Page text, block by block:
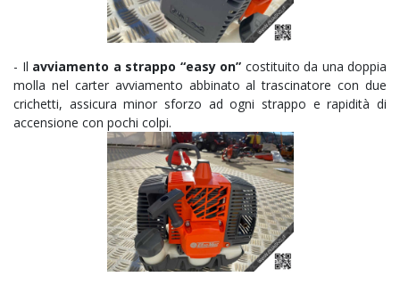
- Il avviamento a strappo “easy on” costituito da una doppia
molla nel carter avviamento abbinato al trascinatore con due
crichetti, assicura minor sforzo ad ogni strappo e rapidità di
accensione con pochi colpi.